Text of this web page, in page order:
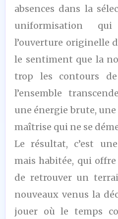
absences dans la
uniformisation
l’ouverture originelle
le sentiment que la
trop les contours de
l’ensemble
une énergie brute,
maîtrise qui ne se
Le résultat, c’est
mais habitée, qui
de retrouver un
nouveaux venus la
jouer où le temps